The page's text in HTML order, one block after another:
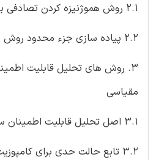
2.1 روش هموژنیزه کردن تصادفی برای مواد کامپوزیت
2.2 پیاده سازی جزء محدود روش چند مقیاسی
3. روش های تحلیل قابلیت
مقیاسی
3.1 اصل تحلیل قابلیت اطمینان ساختاری
3.2 تابع حالت حدی برای کامپوزیت ها